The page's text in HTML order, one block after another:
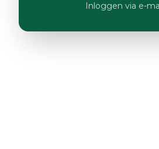
Inloggen via e-